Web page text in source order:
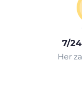
7/
Her